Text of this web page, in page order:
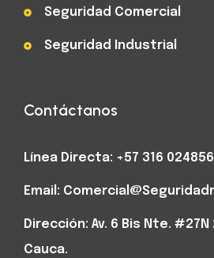
Seguridad Comercial
Seguridad Industrial
Contáctanos
Línea Directa: +57 316
Email:
Dirección: Av. 6 Bis Nte. #27N
Cauca.